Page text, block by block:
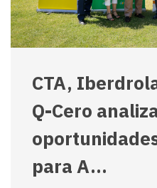
CTA,
Q-Cero
para A...